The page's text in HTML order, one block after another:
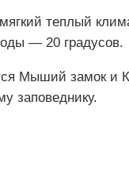
теплый
— 20 градусов.
Мыший замок и
заповеднику.